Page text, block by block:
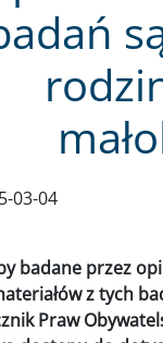
03-04
badane przez
z tych
Praw